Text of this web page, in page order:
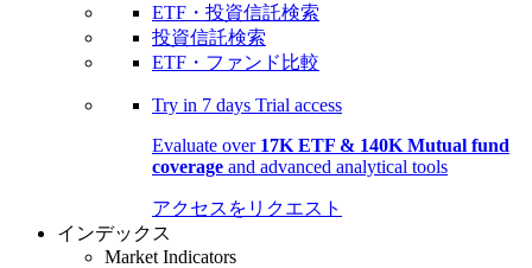
ETF・投資信託検索
投資信託検索
ETF・ファンド比較
Try in 7 days Trial access
Evaluate over 17K ETF & 140K Mutual fund
coverage and advanced analytical tools
アクセスをリクエスト
インデックス
Market Indicators